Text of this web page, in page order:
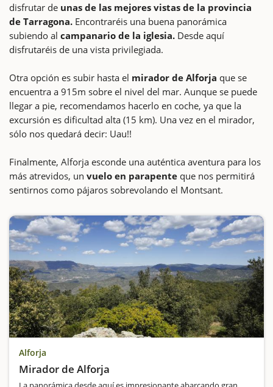
disfrutar de unas de las mejores vistas de la provincia
de Tarragona. Encontraréis una buena panorámica
subiendo al campanario de la iglesia. Desde aquí
disfrutaréis de una vista privilegiada.
Otra opción es subir hasta el mirador de Alforja que se
encuentra a 915m sobre el nivel del mar. Aunque se puede
llegar a pie, recomendamos hacerlo en coche, ya que la
excursión es dificultad alta (15 km). Una vez en el mirador,
sólo nos quedará decir: Uau!!
Finalmente, Alforja esconde una auténtica aventura para los
más atrevidos, un vuelo en parapente que nos permitirá
sentirnos como pájaros sobrevolando el Montsant.
Alforja
Mirador de Alforja